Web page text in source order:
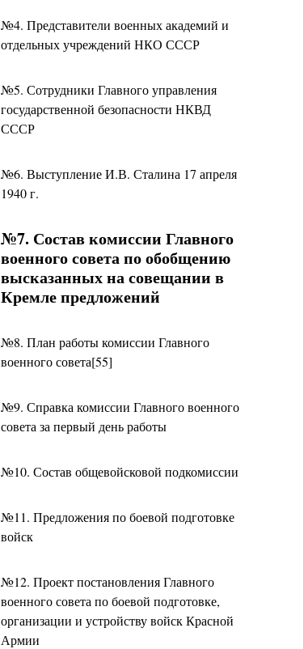
№4. Представители военных академий и
отдельных учреждений НКО СССР
№5. Сотрудники Главного управления
государственной безопасности НКВД
СССР
№6. Выступление И.В. Сталина 17 апреля
1940 г.
№7. Состав комиссии Главного
военного совета по обобщению
высказанных на совещании в
Кремле предложений
№8. План работы комиссии Главного
военного совета[55]
№9. Справка комиссии Главного военного
совета за первый день работы
№10. Состав общевойсковой подкомиссии
№11. Предложения по боевой подготовке
войск
№12. Проект постановления Главного
военного совета по боевой подготовке,
организации и устройству войск Красной
Армии